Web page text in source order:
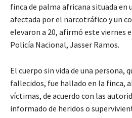
finca de palma africana situada en
afectada por el narcotráfico y un
elevaron a 20, afirmó este viernes
Policía Nacional, Jasser Ramos.
El cuerpo sin vida de una persona,
fallecidos, fue hallado en la finca,
víctimas, de acuerdo con las
informado de heridos o